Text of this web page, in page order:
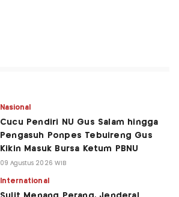
Nasional
Cucu Pendiri NU Gus Salam hingga
Pengasuh Ponpes Tebuireng Gus
Kikin Masuk Bursa Ketum PBNU
09 Agustus 2026 WIB
International